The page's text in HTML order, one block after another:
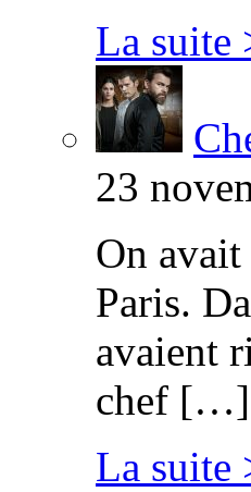
La suite
23
On avait
Paris.
avaient
chef […]
La suite